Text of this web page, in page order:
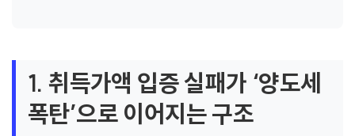
1. 취득가액 입증 실패가 ‘양도세
폭탄’으로 이어지는 구조